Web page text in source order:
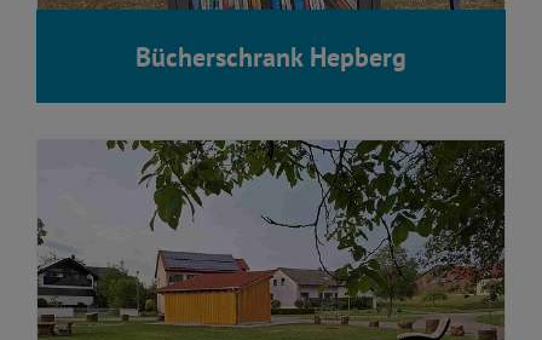
Bücherschrank Hepberg